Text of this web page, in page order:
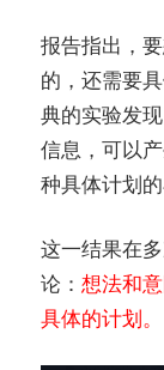
报告指出，
的，还需要
典的实验发
信息，可以
种具体计划
这一结果在
论： 想法和
具体的计划。